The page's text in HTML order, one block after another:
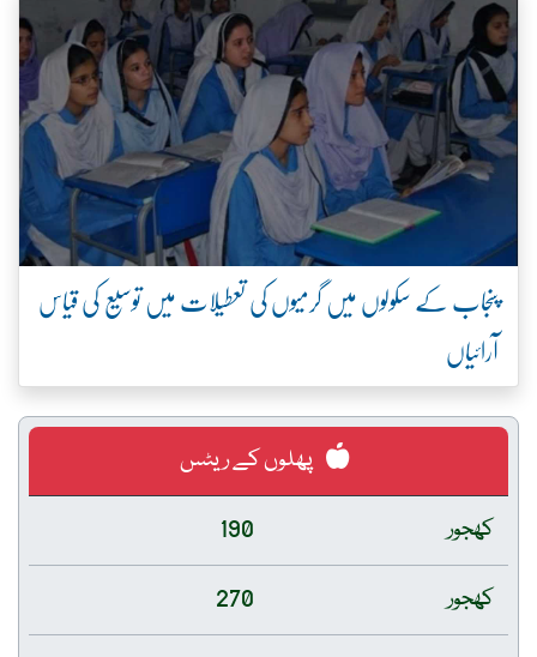
پنجاب کے سکولوں میں گرمیوں کی تعطیلات میں توسیع کی قیاس
آرائیاں
پھلوں کے ریٹس
کھجور
190
کھجور
270